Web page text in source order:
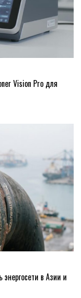
Vision Pro для
в Азии и